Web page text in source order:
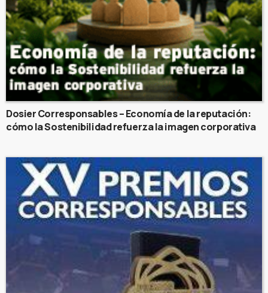
Dosier Corresponsables – Economía de la reputación:
cómo la Sostenibilidad refuerza la imagen corporativa